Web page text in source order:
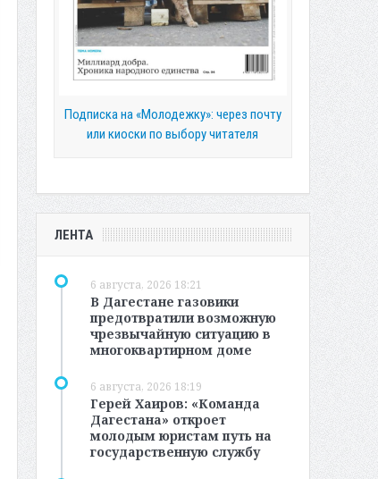
Подписка на «Молодежку»: через почту
или киоски по выбору читателя
ЛЕНТА
6 августа, 2026 18:21
В Дагестане газовики
предотвратили возможную
чрезвычайную ситуацию в
многоквартирном доме
6 августа, 2026 18:19
Герей Хаиров: «Команда
Дагестана» откроет
молодым юристам путь на
государственную службу